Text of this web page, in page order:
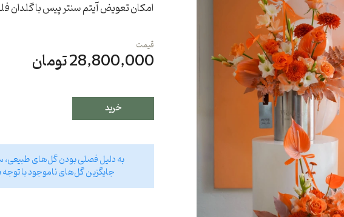
امکان تعویض آیتم سنتر پیس با گلدان
قیمت
28,800,000 تومان
خرید
به دلیل فصلی بودن گل‌های طبیعی، سفارش شما تا بیش از ۷۰
جایگزین گل‌های ناموجود با